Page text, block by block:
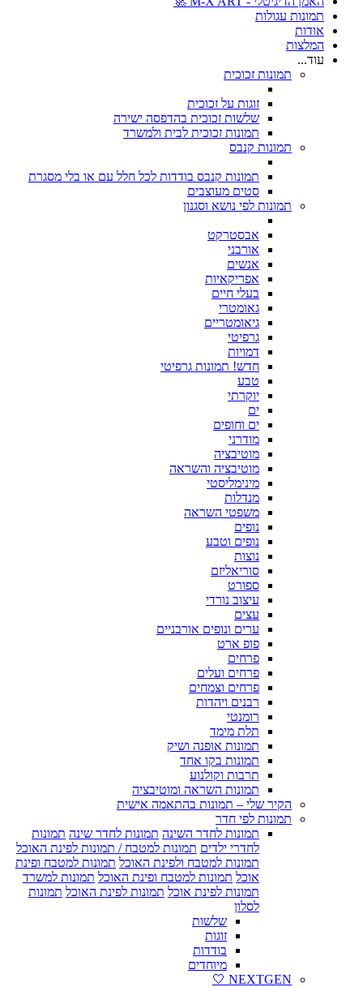
תמונות עגולות
אודות
המלצות
עוד...
תמונות זכוכית
זוגות על זכוכית
שלשות זכוכית בהדפסה ישירה
תמונות זכוכית לבית ולמשרד
תמונות קנבס
תמונות קנבס בודדות לכל חלל עם או בלי מסגרת
סטים מעוצבים
תמונות לפי נושא וסגנון
אבסטרקט
אורבני
אנשים
אפריקאיות
בעלי חיים
גאומטרי
גיאומטריים
גרפיטי
דמויות
חדש! תמונות גרפיטי
טבע
יוקרתי
ים
ים וחופים
מודרני
מוטיבציה
מוטיבציה והשראה
מינימליסטי
מנדלות
משפטי השראה
נופים
נופים וטבע
נוצות
סוריאליזם
ספורט
עיצוב נורדי
עצים
ערים ונופים אורבניים
פופ ארט
פרחים
פרחים ועלים
פרחים וצמחים
רבנים ויהדות
רומנטי
תלת מימד
תמונות אופנה ושיק
תמונות בקו אחד
תרבות וקולנוע
תמונות השראה ומוטיבציה
הקיר שלי – תמונות בהתאמה אישית
תמונות לפי חדר
תמונות לחדר השינה תמונות לחדר שינה תמונות
לחדרי ילדים תמונות למטבח / תמונות לפינת האוכל
תמונות למטבח ולפינת האוכל תמונות למטבח ופינת
אוכל תמונות למטבח ופינת האוכל תמונות למשרד
תמונות לפינת אוכל תמונות לפינת האוכל תמונות
לסלון
שלשות
זוגות
בודדות
מיוחדים
NEXTGEN 🤍